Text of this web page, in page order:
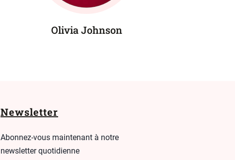
Olivia Johnson
Newsletter
Abonnez-vous maintenant à notre
newsletter quotidienne